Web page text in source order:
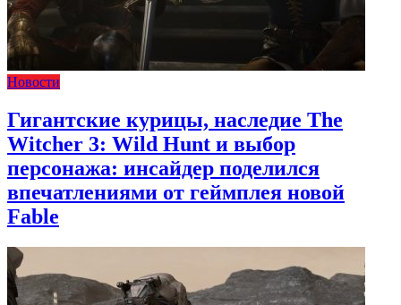
Новости
Гигантские курицы, наследие The
Witcher 3: Wild Hunt и выбор
персонажа: инсайдер поделился
впечатлениями от геймплея новой
Fable